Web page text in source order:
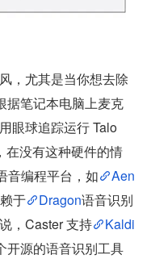
，尤其是当你想去除
据笔记本电脑上麦克
眼球追踪运行 Talo
在没有这种硬件的情
音编程平台，如
Aen
于 Dragon语音识别
，Caster 支持
Kaldi
开源的语音识别工具